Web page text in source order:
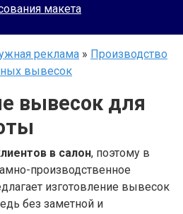
макета
реклама » Производство
вывесок
вывесок для
в салон, поэтому в
производственное
изготовление вывесок
без заметной и